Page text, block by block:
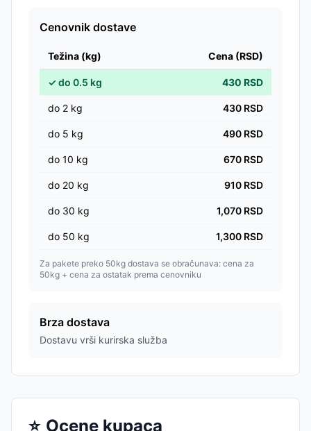
Cenovnik dostave
Težina (kg) Cena (RSD)
✓do 0.5 kg 430 RSD
do 2 kg 430 RSD
do 5 kg 490 RSD
do 10 kg 670 RSD
do 20 kg 910 RSD
do 30 kg 1,070 RSD
do 50 kg 1,300 RSD
Za pakete preko 50kg dostava se obračunava: cena za
50kg + cena za ostatak prema cenovniku
Brza dostava
Dostavu vrši kurirska služba
⭐ Ocene kupaca